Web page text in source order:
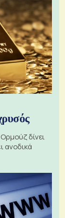
δίνει
ανοδικά